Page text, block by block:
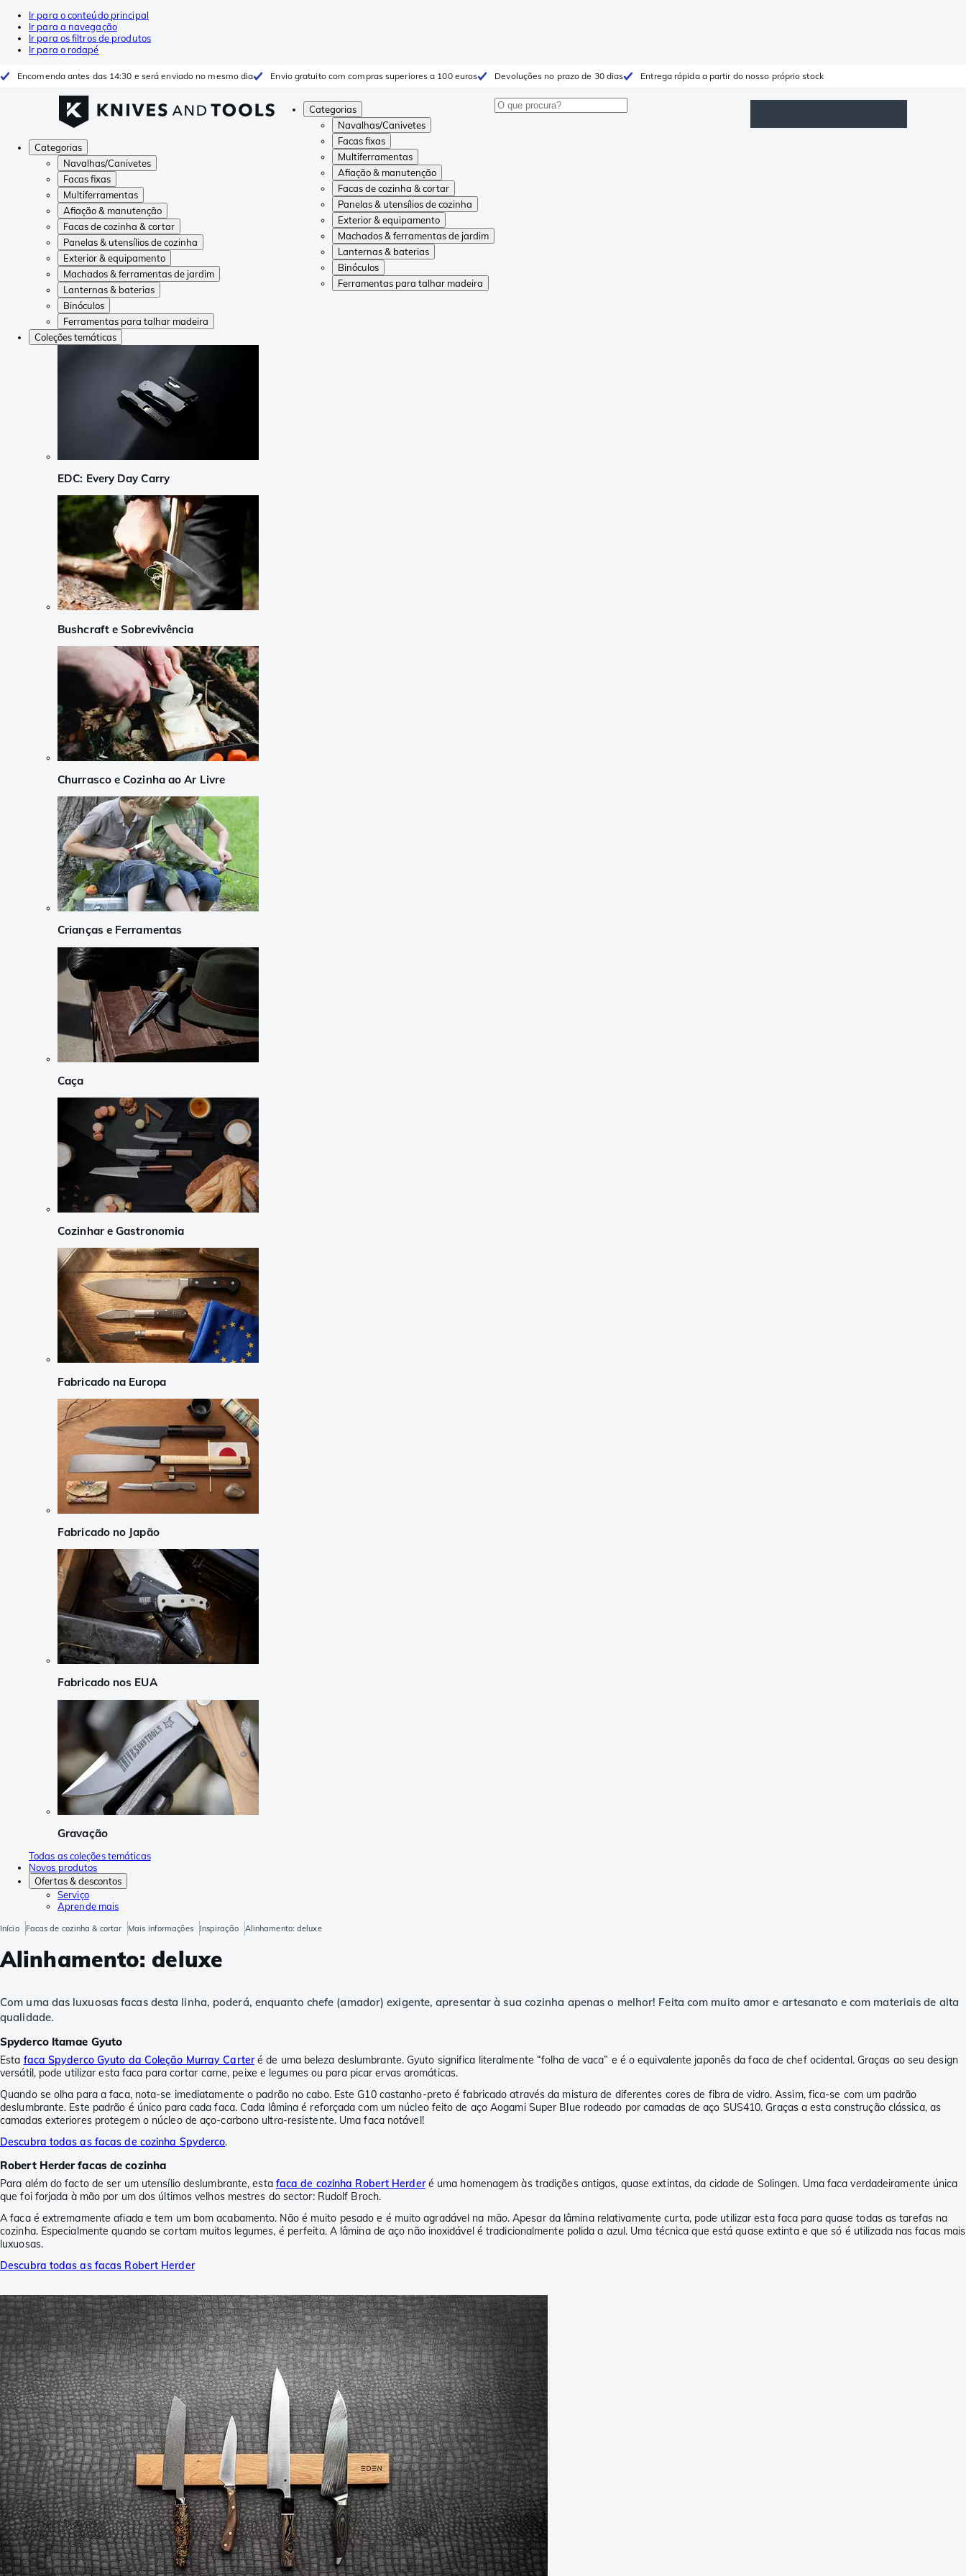
Ir para o conteúdo principal
Ir para a navegação
Ir para os filtros de produtos
Ir para o rodapé
Encomenda antes das 14:30 e será enviado no mesmo dia Envio gratuito com compras superiores a 100 euros Devoluções no prazo de 30 dias Entrega rápida a partir do nosso próprio stock
Categorias
Navalhas/Canivetes
Facas fixas
Multiferramentas
Afiação & manutenção
Facas de cozinha & cortar
Panelas & utensílios de cozinha
Exterior & equipamento
Machados & ferramentas de jardim
Lanternas & baterias
Binóculos
Ferramentas para talhar madeira
Categorias
Navalhas/Canivetes
Facas fixas
Multiferramentas
Afiação & manutenção
Facas de cozinha & cortar
Panelas & utensílios de cozinha
Exterior & equipamento
Machados & ferramentas de jardim
Lanternas & baterias
Binóculos
Ferramentas para talhar madeira
Coleções temáticas
EDC: Every Day Carry
Bushcraft e Sobrevivência
Churrasco e Cozinha ao Ar Livre
Crianças e Ferramentas
Caça
Cozinhar e Gastronomia
Fabricado na Europa
Fabricado no Japão
Fabricado nos EUA
Gravação
Todas as coleções temáticas
Novos produtos
Ofertas & descontos
Serviço
Aprende mais
Início Facas de cozinha & cortar Mais informações Inspiração Alinhamento: deluxe
Alinhamento: deluxe
Com uma das luxuosas facas desta linha, poderá, enquanto chefe (amador) exigente, apresentar à sua cozinha apenas o melhor! Feita com muito amor e artesanato e com materiais de alta
qualidade.
Spyderco Itamae Gyuto
Esta faca Spyderco Gyuto da Coleção Murray Carteré de uma beleza deslumbrante. Gyuto significa literalmente “folha de vaca” e é o equivalente japonês da faca de chef ocidental. Graças ao seu design
versátil, pode utilizar esta faca para cortar carne, peixe e legumes ou para picar ervas aromáticas.
Quando se olha para a faca, nota-se imediatamente o padrão no cabo. Este G10 castanho-preto é fabricado através da mistura de diferentes cores de fibra de vidro. Assim, fica-se com um padrão
deslumbrante. Este padrão é único para cada faca. Cada lâmina é reforçada com um núcleo feito de aço Aogami Super Blue rodeado por camadas de aço SUS410. Graças a esta construção clássica, as
camadas exteriores protegem o núcleo de aço-carbono ultra-resistente. Uma faca notável!
Descubra todas as facas de cozinha Spyderco.
Robert Herder facas de cozinha
Para além do facto de ser um utensílio deslumbrante, esta faca de cozinha Robert Herderé uma homenagem às tradições antigas, quase extintas, da cidade de Solingen. Uma faca verdadeiramente única
que foi forjada à mão por um dos últimos velhos mestres do sector: Rudolf Broch.
A faca é extremamente afiada e tem um bom acabamento. Não é muito pesado e é muito agradável na mão. Apesar da lâmina relativamente curta, pode utilizar esta faca para quase todas as tarefas na
cozinha. Especialmente quando se cortam muitos legumes, é perfeita. A lâmina de aço não inoxidável é tradicionalmente polida a azul. Uma técnica que está quase extinta e que só é utilizada nas facas mais
luxuosas.
Descubra todas as facas Robert Herder